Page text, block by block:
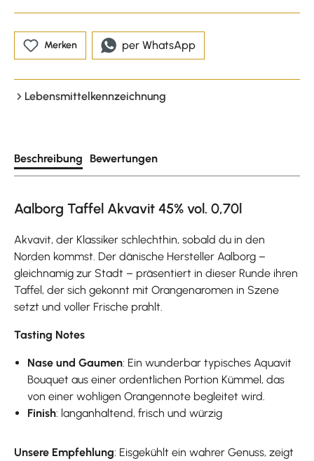
Merken per WhatsApp
Lebensmittelkennzeichnung
Beschreibung Bewertungen
Aalborg Taffel Akvavit 45% vol. 0,70l
Akvavit, der Klassiker schlechthin, sobald du in den
Norden kommst. Der dänische Hersteller Aalborg –
gleichnamig zur Stadt – präsentiert in dieser Runde ihren
Taffel, der sich gekonnt mit Orangenaromen in Szene
setzt und voller Frische prahlt.
Tasting Notes
Nase und Gaumen: Ein wunderbar typisches Aquavit
Bouquet aus einer ordentlichen Portion Kümmel, das
von einer wohligen Orangennote begleitet wird.
Finish: langanhaltend, frisch und würzig
Unsere Empfehlung: Eisgekühlt ein wahrer Genuss, zeigt